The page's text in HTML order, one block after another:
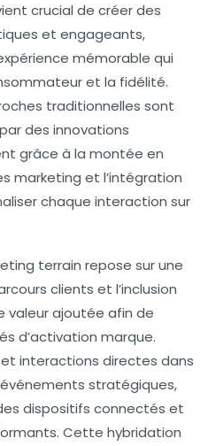
crucial de créer des
et engageants,
mémorable qui
et la fidélité.
traditionnelles sont
des innovations
grâce à la montée en
marketing et l’intégration
chaque interaction sur
terrain repose sur une
clients et l’inclusion
valeur ajoutée afin de
d’activation marque.
interactions directes dans
stratégiques,
dispositifs connectés et
Cette hybridation